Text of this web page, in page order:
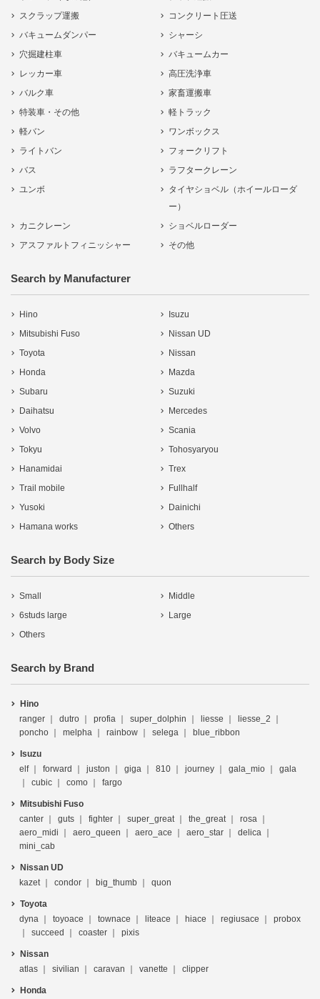
スクラップ運搬
コンクリート圧送
バキュームダンパー
シャーシ
穴掘建柱車
バキュームカー
レッカー車
高圧洗浄車
バルク車
家畜運搬車
特装車・その他
軽トラック
軽バン
ワンボックス
ライトバン
フォークリフト
バス
ラフタークレーン
ユンボ
タイヤショベル（ホイールローダ
ー）
カニクレーン
ショベルローダー
アスファルトフィニッシャー
その他
Search by Manufacturer
Hino
Isuzu
Mitsubishi Fuso
Nissan UD
Toyota
Nissan
Honda
Mazda
Subaru
Suzuki
Daihatsu
Mercedes
Volvo
Scania
Tokyu
Tohosyaryou
Hanamidai
Trex
Trail mobile
Fullhalf
Yusoki
Dainichi
Hamana works
Others
Search by Body Size
Small
Middle
6studs large
Large
Others
Search by Brand
Hino
ranger
dutro profia super_dolphin liesse
liesse_2
poncho
melpha rainbow selega blue_ribbon
Isuzu
elf
forward juston giga 810 journey gala_mio
gala
cubic
como fargo
Mitsubishi Fuso
canter
guts fighter super_great the_great
rosa
aero_midi
aero_queen aero_ace aero_star
delica
mini_cab
Nissan UD
kazet
condor big_thumb quon
Toyota
dyna
toyoace townace liteace hiace regiusace
probox
succeed
coaster pixis
Nissan
atlas
sivilian caravan vanette clipper
Honda